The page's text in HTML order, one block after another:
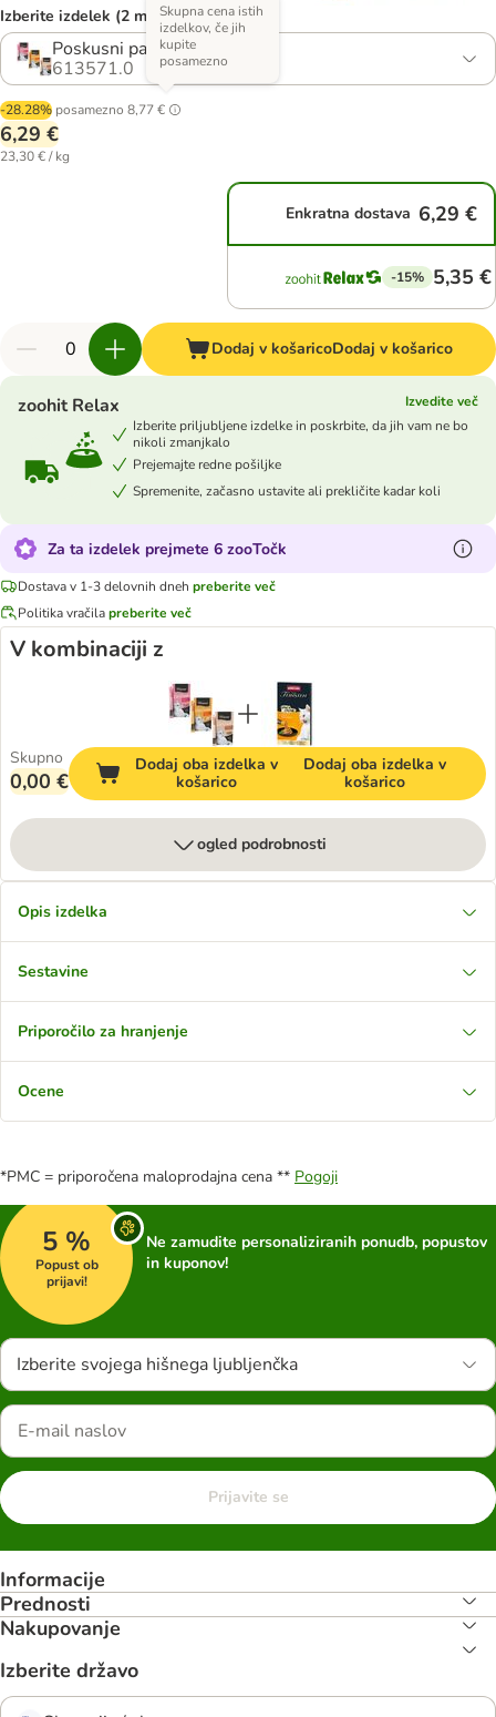
Izberite izdelek (2 možnosti)
Poskusni paket I
613571.0
-28.28% posamezno 8,77 €
Skupna cena istih
izdelkov, če jih
kupite
posamezno
6,29 €
23,30 € / kg
Enkratna dostava 6,29 €
-15% 5,35 €
Dodaj v košaricoDodaj v košarico
zoohit Relax
Izvedite več
Izberite priljubljene izdelke in poskrbite, da jih vam ne bo
nikoli zmanjkalo
Prejemajte redne pošiljke
Spremenite, začasno ustavite ali prekličite kadar koli
Za ta izdelek prejmete 6 zooTočk
Dostava v 1-3 delovnih dneh preberite več
Politika vračilapreberite več
V kombinaciji z
Skupno
0,00 €
Dodaj oba izdelka v
košarico
Dodaj oba izdelka v
košarico
ogled podrobnosti
Opis izdelka
Sestavine
Priporočilo za hranjenje
Ocene
*PMC = priporočena maloprodajna cena ** Pogoji
5 %
Popust ob
prijavi!
Ne zamudite personaliziranih ponudb, popustov
in kuponov!
Izberite svojega hišnega ljubljenčka
Prijavite se
Informacije
Prednosti
Nakupovanje
Izberite državo